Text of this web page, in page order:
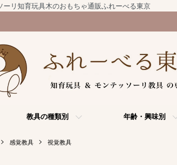
リ知育玩具木のおもちゃ通販ふれーべる東京
教具の種類別 年齢・興味別
感覚教具 視覚教具